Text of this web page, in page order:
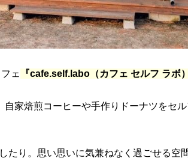
ェ 『cafe.self.labo（カフェ セルフ ラボ
自家焙煎コーヒーや手作りドーナツをセ
たり。思い思いに気兼ねなく過ごせる空